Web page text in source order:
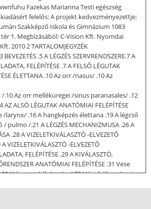
Fazekas Marianna Testi egészség
felelős: A projekt kedvezményezettje:
Szakképző Iskola és Gimnázium 1083
1. Megbízásából: C-Vision Kft. Nyomdai
2010 2 TARTALOMJEGYZÉK
BEVEZETÉS .5 A LÉGZÉS SZERVRENDSZERE.7 A
FELÉPÍTÉSE .7 A FELSŐ LÉGUTAK
ÉLETTANA .10 Az orr /nasus/ .10 Az
Az orr melléküregei /sinus paranasales/ .12
ALSÓ LÉGUTAK ANATÓMIAI FELÉPÍTÉSE
/larynx/ .16 A hangképzés élettana .19 A légcső
pulmo /.21 A LÉGZÉS MECHANIZMUSA .26 A
.28 A VIZELETKIVÁLASZTÓ -ELVEZETŐ
A VIZELETKIVÁLASZTÓ -ELVEZETŐ
FELÉPÍTÉSE .29 A KIVÁLASZTÓ,
ANATÓMIAI FELÉPÍTÉSE .31 Vese
Húgyvezeték /ureter/.38 Húgyhólyag /vesica